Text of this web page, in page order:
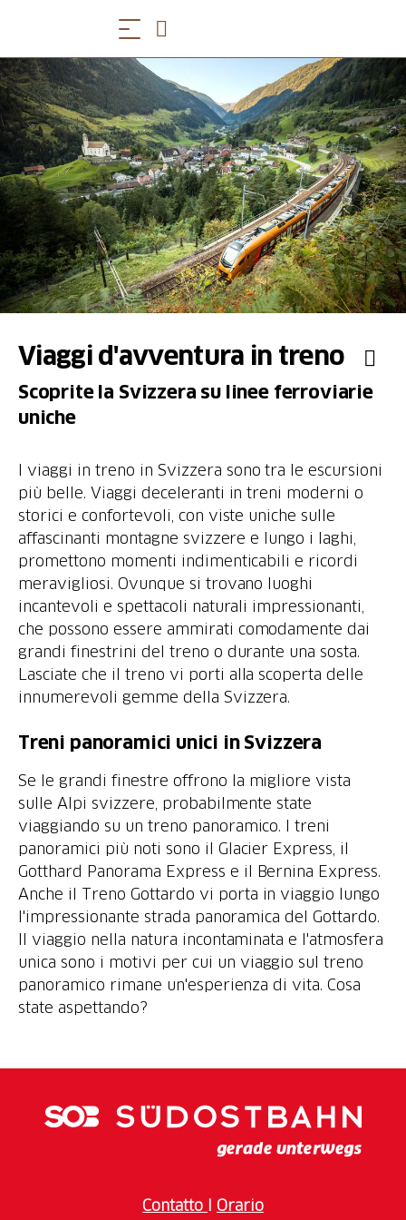
Viaggi d'avventura in treno
Scoprite la Svizzera su linee ferroviarie
uniche
I viaggi in treno in Svizzera sono tra le escursioni
più belle. Viaggi deceleranti in treni moderni o
storici e confortevoli, con viste uniche sulle
affascinanti montagne svizzere e lungo i laghi,
promettono momenti indimenticabili e ricordi
meravigliosi. Ovunque si trovano luoghi
incantevoli e spettacoli naturali impressionanti,
che possono essere ammirati comodamente dai
grandi finestrini del treno o durante una sosta.
Lasciate che il treno vi porti alla scoperta delle
innumerevoli gemme della Svizzera.
Treni panoramici unici in Svizzera
Se le grandi finestre offrono la migliore vista
sulle Alpi svizzere, probabilmente state
viaggiando su un treno panoramico. I treni
panoramici più noti sono il Glacier Express, il
Gotthard Panorama Express e il Bernina Express.
Anche il Treno Gottardo vi porta in viaggio lungo
l'impressionante strada panoramica del Gottardo.
Il viaggio nella natura incontaminata e l'atmosfera
unica sono i motivi per cui un viaggio sul treno
panoramico rimane un'esperienza di vita. Cosa
Contatto Orario